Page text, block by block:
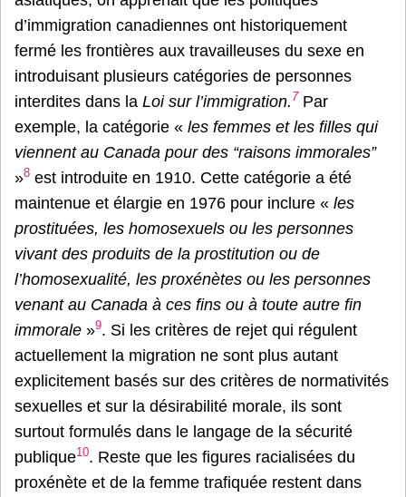
d’immigration canadiennes ont historiquement
fermé les frontières aux travailleuses du sexe en
introduisant plusieurs catégories de personnes
interdites dans la Loi sur l’immigration. 7 Par
exemple, la catégorie « les femmes et les filles qui
viennent au Canada pour des “raisons immorales”
»8 est introduite en 1910. Cette catégorie a été
maintenue et élargie en 1976 pour inclure « les
prostituées, les homosexuels ou les personnes
vivant des produits de la prostitution ou de
l’homosexualité, les proxénètes ou les personnes
venant au Canada à ces fins ou à toute autre fin
immorale »9. Si les critères de rejet qui régulent
actuellement la migration ne sont plus autant
explicitement basés sur des critères de normativités
sexuelles et sur la désirabilité morale, ils sont
surtout formulés dans le langage de la sécurité
publique10. Reste que les figures racialisées du
proxénète et de la femme trafiquée restent dans